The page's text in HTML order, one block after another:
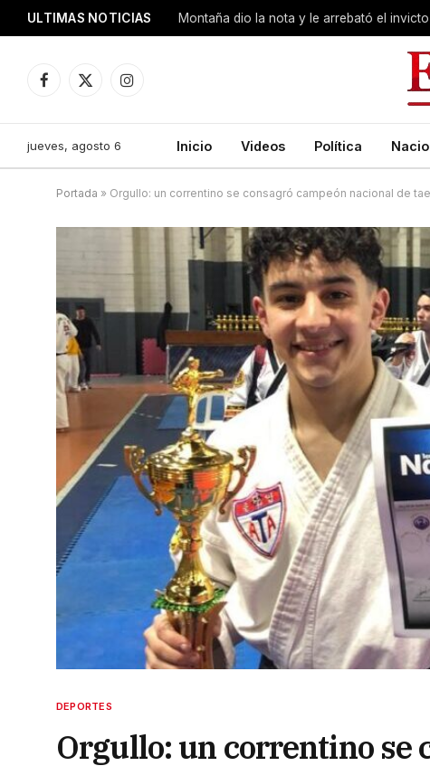
ULTIMAS NOTICIAS Montaña dio la nota y le arrebató el
Facebook
X
Instagram
jueves, agosto 6 Inicio Videos Política
Portada » Orgullo: un correntino se consagró campeón nacional de
DEPORTES
Orgullo: un correntino se